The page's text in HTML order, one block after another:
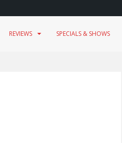
REVIEWS SPECIALS & SHOWS